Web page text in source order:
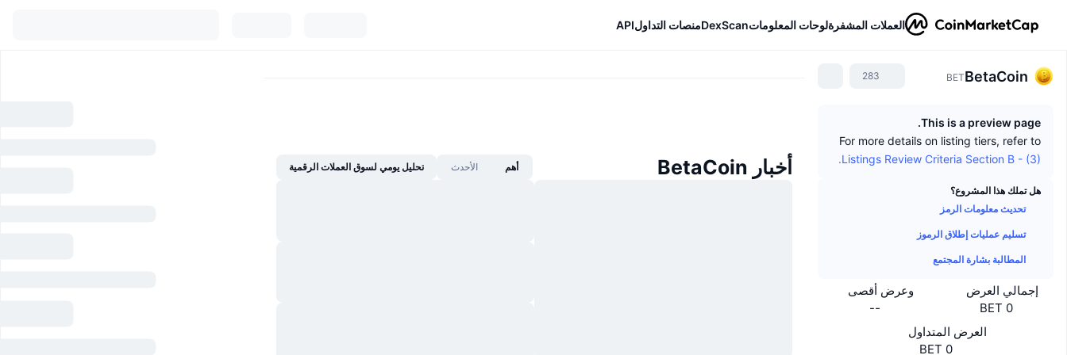
العملات المشفرةلوحات المعلوماتDexScanمنصات التداولAPI
BetaCoin
BET
283
This is a preview page.
For more details on listing tiers, refer to
Listings Review Criteria Section B - (3).
هل تملك هذا المشروع؟
تحديث معلومات الرمز
تسليم عمليات إطلاق الرموز
المطالبة بشارة المجتمع
إجمالي العرض
0 BET
وعرض أقصى
--
العرض المتداول
0 BET
أخبار BetaCoin أهم الأحدث تحليل يومي لسوق العملات الرقمية